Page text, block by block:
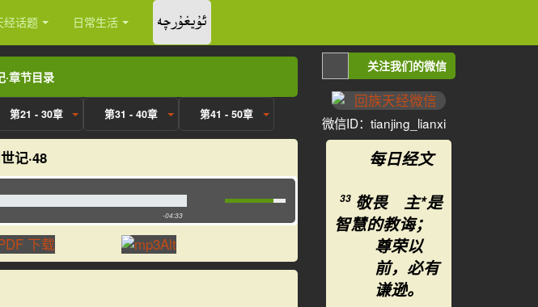
经话题 日常生活 ئۇيغۇرچە
·章节目录
第21 - 30章 第31 - 40章 第41 - 50章
记·48
-04:33
关注我们的微信
微信ID：tianjing_lianxi
每日经文
33 敬畏 主*是
智慧的教诲；
尊荣以
前，必有
谦逊。